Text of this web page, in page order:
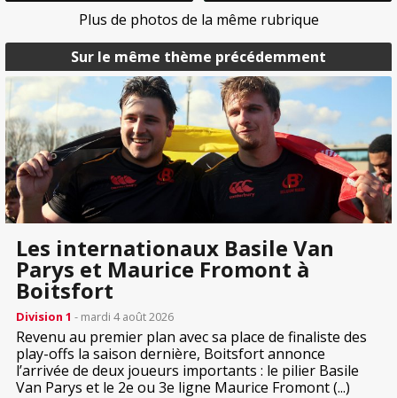
Sur le même thème précédemment
Les internationaux Basile Van
Parys et Maurice Fromont à
Boitsfort
Division 1 - mardi 4 août 2026
Revenu au premier plan avec sa place de finaliste des
play-offs la saison dernière, Boitsfort annonce
l’arrivée de deux joueurs importants : le pilier Basile
Van Parys et le 2e ou 3e ligne Maurice Fromont (...)
Plus de photos de la même rubrique